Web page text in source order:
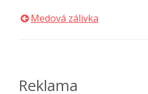
Navigace
příspěvek
Medová zálivka
Reklama